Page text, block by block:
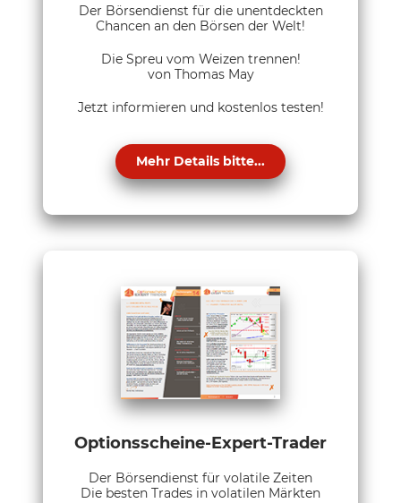
Der Börsendienst für die unentdeckten
Chancen an den Börsen der Welt!
Die Spreu vom Weizen trennen!
von Thomas May
Jetzt informieren und kostenlos testen!
Mehr Details bitte...
Optionsscheine-Expert-Trader
Der Börsendienst für volatile Zeiten
Die besten Trades in volatilen Märkten